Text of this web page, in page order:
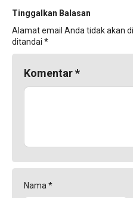
Tinggalkan Balasan
Alamat email Anda tidak akan
ditandai *
Komentar*
Nama *